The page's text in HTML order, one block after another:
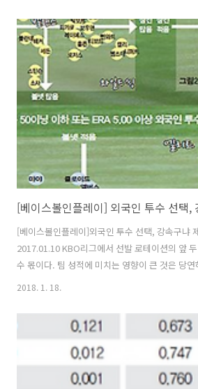
속 150km 강속구를 던지고 치는 것도 어떤 면에
르는 일이다. 이런 공이 투수의 손끝을 떠나 홈플
까지 걸리는 시간은 0.4초 정도다. 날아오는 공의
보가 뇌에 전달되는 데 0.15초 시간이 소비된다.
육에 타격 명령을 내리고 몸이 그에 반응해야 한
[베이스볼인플레이]외국인 투수 선택, 강속구냐
2017.01.10 KBO리그에서 선발 로테이션의 앞
수 몫이다. 팀 성적에 미치는 영향이 큰 것은 당
'안국 야구 적응'이라는 문제가 거론된다. '적응'
다. 문화적 차이도 있지만, 리그의 기술적·전략
요하다. 예를 들어 큰 키와 높은 릴리스포인트는
평범하지만, KBO리그에서는 희소하고 까다로운
런 상성 차이로 실력이 비슷한 경우라도 KBO리
2018. 1. 18.